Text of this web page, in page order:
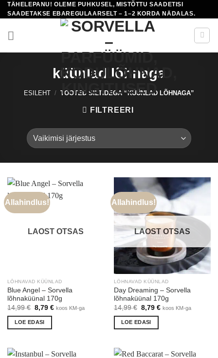
Skip
to
content
TÄHELEPANU! OLEME PUHKUSEL, MISTÕTTU SAADETISI
SAADETAKSE EBAREGULAARSELT – 1–2 KORDA NÄDALAS.
küünlad lõhnaga
ESILEHT / TOOTED SILTIDEGA “KÜÜNLAD LÕHNAGA”
FILTREERI
Allahindlus!
LAOST OTSAS
LÕHNAVAD KÜÜNLAD
Blue Angel – Sorvella
lõhnaküünal 170g
14,99€ Algne
hind
oli:
14,99 €.
8,79 €Praegune
koos KM-ga
LOE EDASI
Allahindlus!
LAOST OTSAS
LÕHNAVAD KÜÜNLAD
Day Dreaming – Sorvella
lõhnaküünal 170g
14,99€ Algne
hind
oli:
14,99 €.
8,79 €Praegune
koos KM-ga
LOE EDASI